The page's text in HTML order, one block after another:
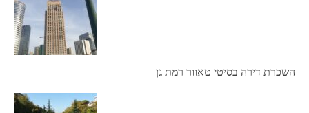
השכרת דירה בסיטי טאוור רמת גן